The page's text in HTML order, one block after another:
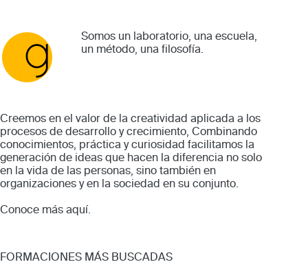
Somos un laboratorio, una escuela,
un método, una filosofía.
Creemos en el valor de la creatividad aplicada a los
procesos de desarrollo y crecimiento, Combinando
conocimientos, práctica y curiosidad facilitamos la
generación de ideas que hacen la diferencia no solo
en la vida de las personas, sino también en
organizaciones y en la sociedad en su conjunto.
Conoce más aquí.
FORMACIONES MÁS BUSCADAS